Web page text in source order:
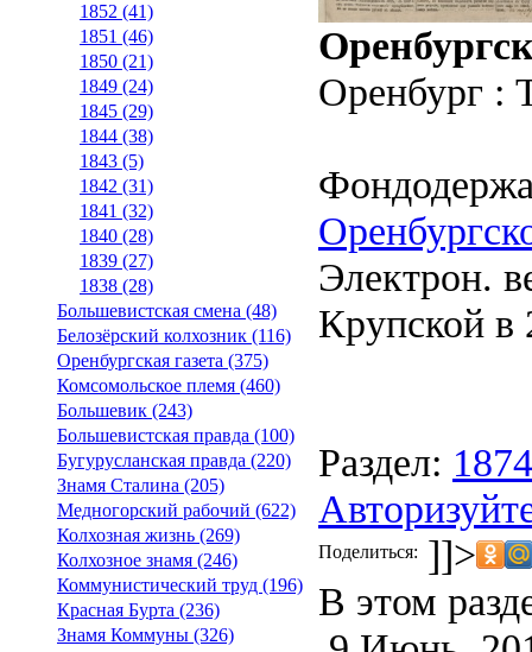
1852 (41)
1851 (46)
1850 (21)
1849 (24)
1845 (29)
1844 (38)
1843 (5)
1842 (31)
1841 (32)
1840 (28)
1839 (27)
1838 (28)
Большевистская смена (48)
Белозёрский колхозник (116)
Оренбургская газета (375)
Комсомольское племя (460)
Большевик (243)
Большевистская правда (100)
Бугурусланская правда (220)
Знамя Сталина (205)
Медногорский рабочий (622)
Колхозная жизнь (269)
Колхозное знамя (246)
Коммунистический труд (196)
Красная Бурта (236)
Знамя Коммуны (326)
Оренбург :
Электрон.
Крупской в
Раздел: 1874
Поделиться: ]]>
В этом